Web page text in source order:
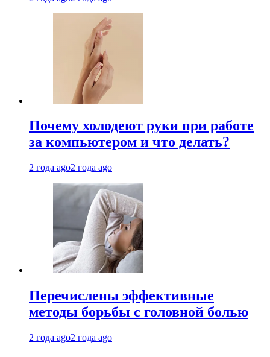
Почему холодеют руки при работе
за компьютером и что делать?
2 года ago2 года ago
Перечислены эффективные
методы борьбы с головной болью
2 года ago2 года ago